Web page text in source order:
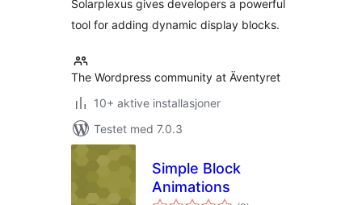
Solarplexus gives developers a powerful
tool for adding dynamic display blocks.
The Wordpress community at Äventyret
10+ aktive installasjoner
Testet med 7.0.3
Simple Block
Animations
totale